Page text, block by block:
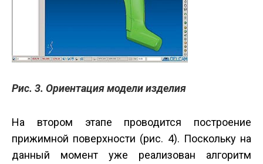
Рис. 3. Ориентация модели изделия
На втором этапе проводится построение
прижимной поверхности (рис. 4). Поскольку на
данный момент уже реализован алгоритм